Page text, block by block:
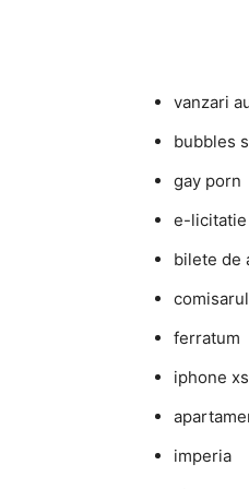
vanzari
bubbles
gay porn
e-licitatie
bilete de
ferratum
iphone xs
imperia